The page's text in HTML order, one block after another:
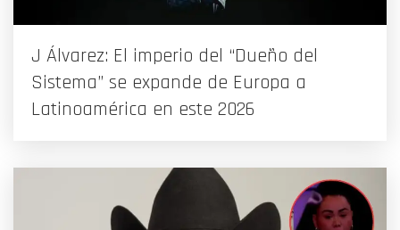
J Álvarez: El imperio del “Dueño del
Sistema” se expande de Europa a
Latinoamérica en este 2026